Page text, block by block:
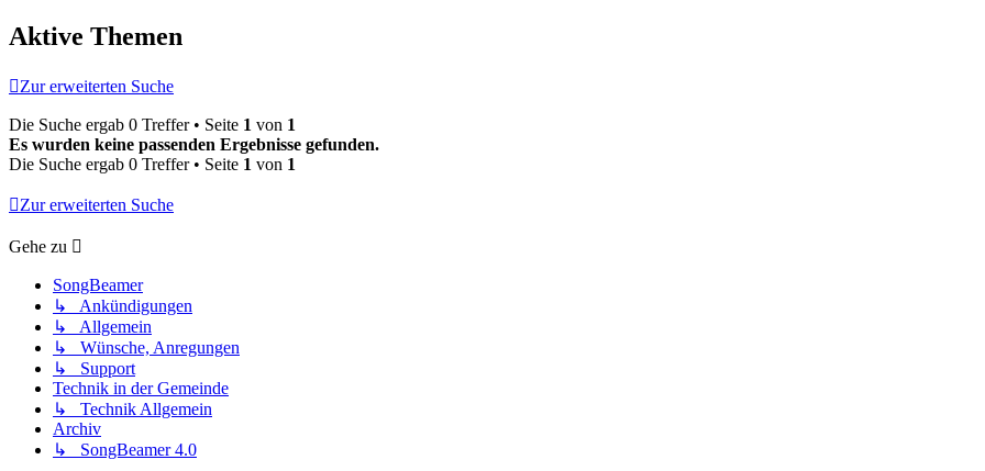
Aktive Themen
Zur erweiterten Suche
Die Suche ergab 0 Treffer • Seite 1 von 1
Es wurden keine passenden Ergebnisse gefunden.
Die Suche ergab 0 Treffer • Seite 1 von 1
Zur erweiterten Suche
Gehe zu
SongBeamer
↳ Ankündigungen
↳ Allgemein
↳ Wünsche, Anregungen
↳ Support
Technik in der Gemeinde
↳ Technik Allgemein
Archiv
↳ SongBeamer 4.0